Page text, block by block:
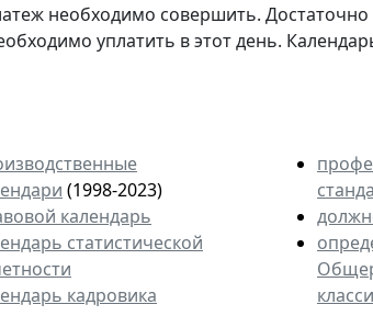
необходимо совершить.
уплатить в этот день.
(1998-2023)
календарь
статистической
кадровика